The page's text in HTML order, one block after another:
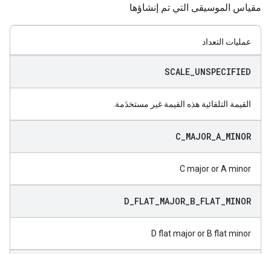
مقياس الموسيقى التي تم إنشاؤها
عمليات التعداد
SCALE UNSPECIFIED
القيمة التلقائية هذه القيمة غير مستخدَمة.
C MAJOR A MINOR
C major or A minor
D FLAT MAJOR B FLAT MINOR
D flat major or B flat minor